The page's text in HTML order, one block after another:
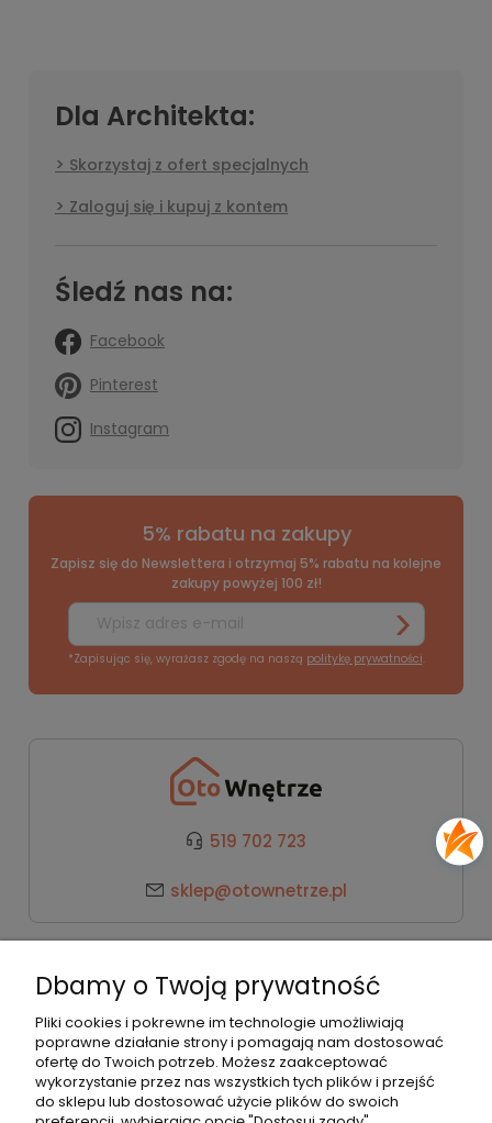
Dla Architekta:
Skorzystaj z ofert specjalnych
Zaloguj się i kupuj z kontem
Śledź nas na:
Facebook
Pinterest
Instagram
5% rabatu na zakupy
Zapisz się do Newslettera i otrzymaj 5% rabatu na kolejne
zakupy powyżej 100 zł!
*Zapisując się, wyrażasz zgodę na naszą politykę prywatności.
519 702 723
sklep@otownetrze.pl
Pomoc
Moje konto
Dbamy o Twoją prywatność
Pliki cookies i pokrewne im technologie umożliwiają
poprawne działanie strony i pomagają nam dostosować
ofertę do Twoich potrzeb. Możesz zaakceptować
wykorzystanie przez nas wszystkich tych plików i przejść
do sklepu lub dostosować użycie plików do swoich